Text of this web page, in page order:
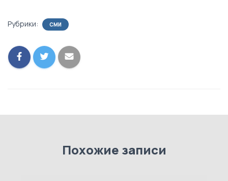
Рубрики: СМИ
Похожие записи